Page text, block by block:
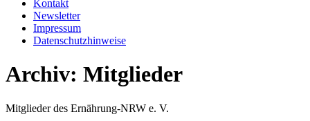
Kontakt
Newsletter
Impressum
Datenschutzhinweise
Archiv: Mitglieder
Mitglieder des Ernährung-NRW e. V.